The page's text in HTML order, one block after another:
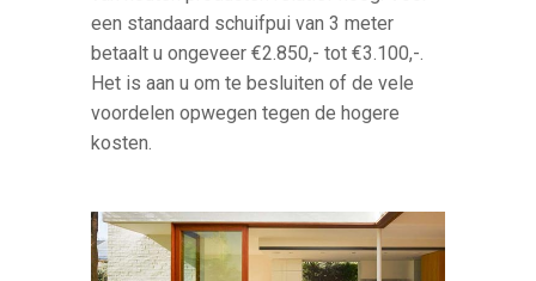
een standaard schuifpui van 3 meter
betaalt u ongeveer €2.850,- tot €3.100,-.
Het is aan u om te besluiten of de vele
voordelen opwegen tegen de hogere
kosten.